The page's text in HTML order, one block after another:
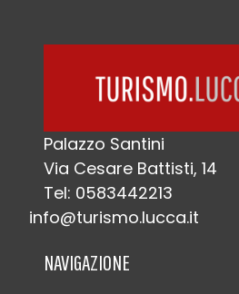
Palazzo Santini
Via Cesare Battisti, 14
Tel: 0583442213
info@turismo.lucca.it
NAVIGAZIONE